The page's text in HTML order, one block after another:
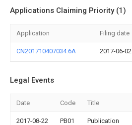
Applications Claiming Priority (1)
Application Filing date
CN201710407034.6A 2017-06-02
Legal Events
Date Code Title
2017-08-22 PB01 Publication